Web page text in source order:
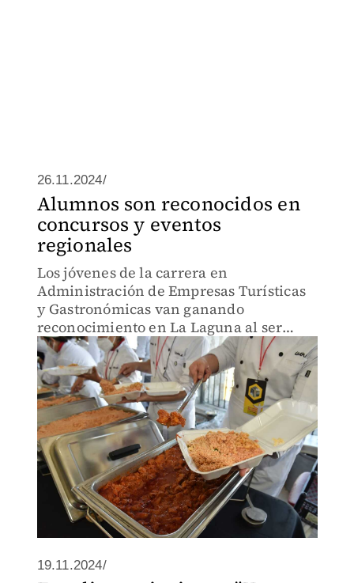
26.11.2024/
Alumnos son reconocidos en
concursos y eventos
regionales
Los jóvenes de la carrera en
Administración de Empresas Turísticas
y Gastronómicas van ganando
reconocimiento en La Laguna al ser
partícipes y galardonados en diversos
eventos.
19.11.2024/